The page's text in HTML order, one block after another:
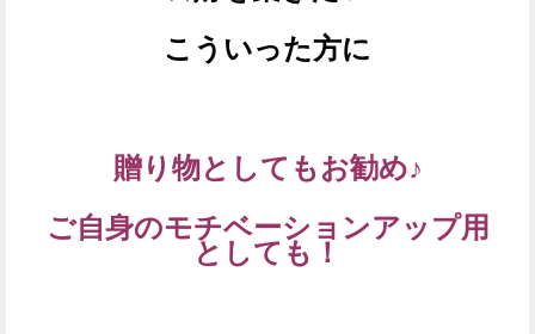
こういった方に
贈り物としてもお勧め♪
ご自身のモチベーションアップ用
としても！